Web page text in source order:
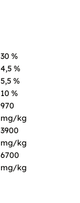
30 %
4,5 %
5,5 %
10 %
970
mg/kg
3900
mg/kg
6700
mg/kg